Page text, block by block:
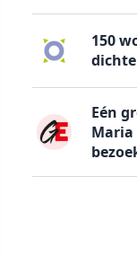
150
Eén
Maria